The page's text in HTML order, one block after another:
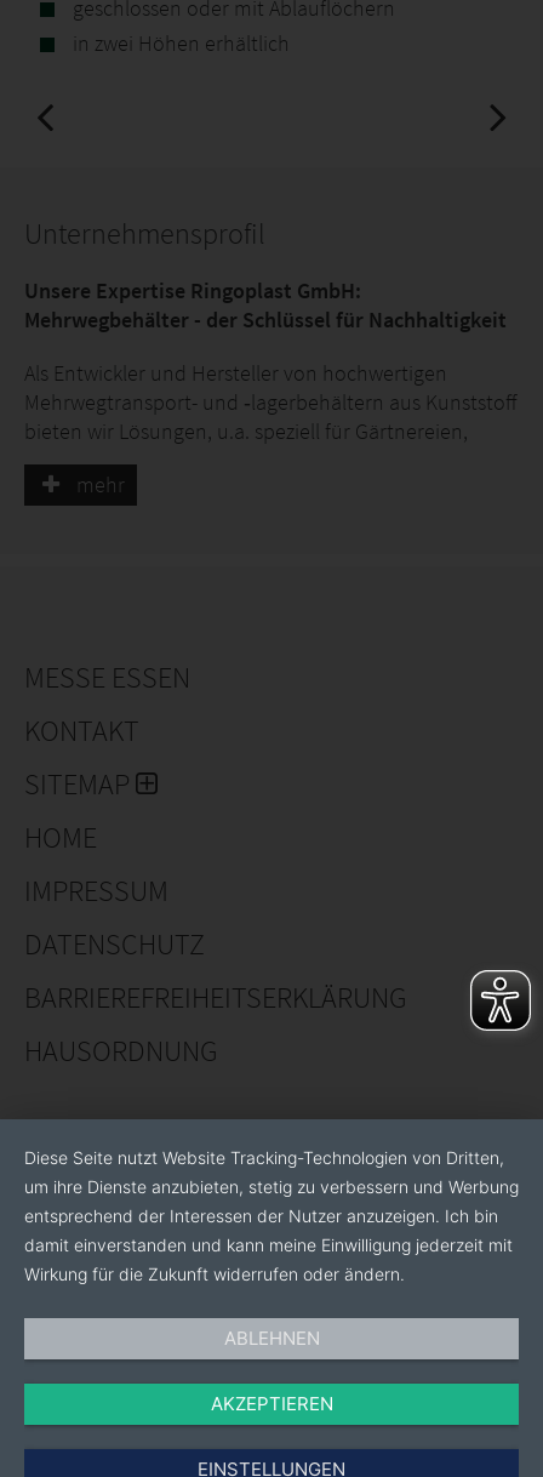
geschlossen oder mit Ablauflöchern
in zwei Höhen erhältlich
Unternehmensprofil
Unsere Expertise Ringoplast GmbH:
Mehrwegbehälter - der Schlüssel für Nachhaltigkeit
Als Entwickler und Hersteller von hochwertigen
Mehrwegtransport- und ‑lagerbehältern aus Kunststoff
bieten wir Lösungen, u.a. speziell für Gärtnereien,
Baumschulen und Logistiker im Garten- und
Landschaftsbaubereich.
Anforderungen finden wir die richtige Lösung.
Besuchen Sie uns auf unserem Stand: Halle 3 / 3C62
Entdecken Sie, wie unsere Lösungen die Logistik im
Garten- und Landschaftsbau verbessern und
gleichzeitig Nachhaltigkeit fördern.
Wir freuen uns auf den Austausch mit Ihnen.
mehr
MESSE ESSEN
KONTAKT
SITEMAP
HOME
IMPRESSUM
DATENSCHUTZ
BARRIEREFREIHEITSERKLÄRUNG
HAUSORDNUNG
Diese Seite nutzt Website Tracking-Technologien von Dritten,
um ihre Dienste anzubieten, stetig zu verbessern und Werbung
entsprechend der Interessen der Nutzer anzuzeigen. Ich bin
damit einverstanden und kann meine Einwilligung jederzeit mit
Wirkung für die Zukunft widerrufen oder ändern.
ABLEHNEN
AKZEPTIEREN
EINSTELLUNGEN